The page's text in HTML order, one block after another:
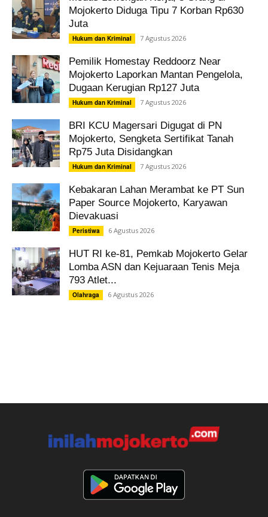
Mojokerto Diduga Tipu 7 Korban Rp630
Juta
Hukum dan Kriminal 7 Agustus 2026
Pemilik Homestay Reddoorz Near
Mojokerto Laporkan Mantan Pengelola,
Dugaan Kerugian Rp127 Juta
Hukum dan Kriminal 7 Agustus 2026
BRI KCU Magersari Digugat di PN
Mojokerto, Sengketa Sertifikat Tanah
Rp75 Juta Disidangkan
Hukum dan Kriminal 7 Agustus 2026
Kebakaran Lahan Merambat ke PT Sun
Paper Source Mojokerto, Karyawan
Dievakuasi
Peristiwa 6 Agustus 2026
HUT RI ke-81, Pemkab Mojokerto Gelar
Lomba ASN dan Kejuaraan Tenis Meja
793 Atlet...
Olahraga 6 Agustus 2026